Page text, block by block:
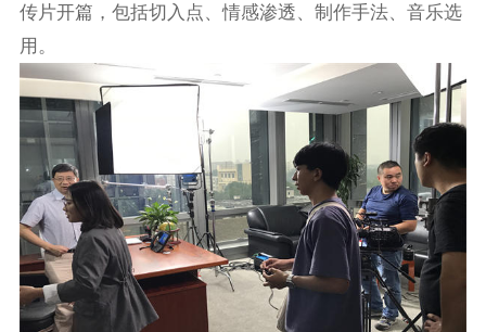
传片开篇，包括切入点、情感渗透、制作手法、音乐选
用。